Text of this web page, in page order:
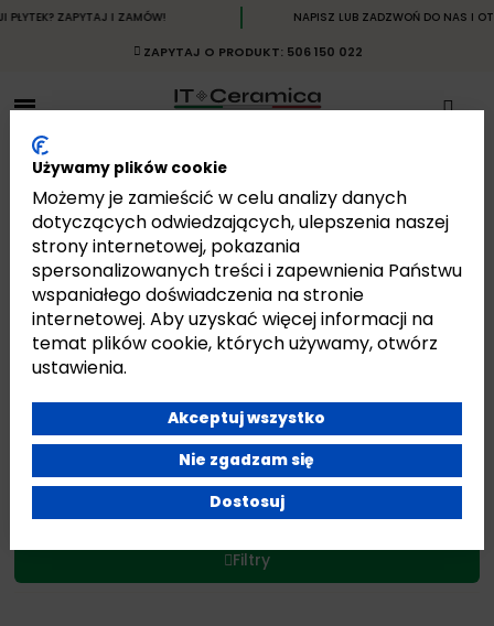
ZAPYTAJ I ZAMÓW! NAPISZ LUB ZADZWOŃ DO NAS I
ZAPYTAJ O PRODUKT: 506 150 022
SENSI UP
Strona główna Płytki Płytki Włoskie Płytki ABK
Pokazano 1-12 z 12 pozycji
Filtry
Używamy plików cookie
Możemy je zamieścić w celu analizy danych
dotyczących odwiedzających, ulepszenia naszej
strony internetowej, pokazania
spersonalizowanych treści i zapewnienia Państwu
wspaniałego doświadczenia na stronie
internetowej. Aby uzyskać więcej informacji na
temat plików cookie, których używamy, otwórz
ustawienia.
Akceptuj wszystko
Nie zgadzam się
Dostosuj